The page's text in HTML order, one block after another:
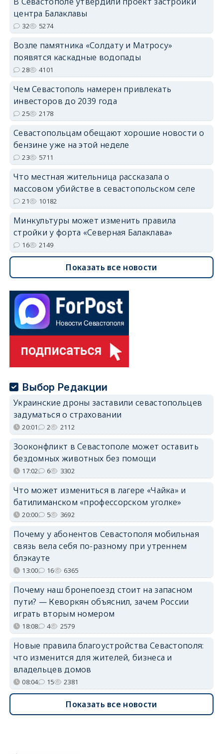
центра Балаклавы
32 5274
Возле памятника «Солдату и Матросу»
появятся каскадные водопады
28 4101
Чем Севастополь намерен привлекать
инвесторов до 2039 года
25 2178
Севастопольцам обещают хорошие новости о
бензине уже на этой неделе
23 5711
Что местная жительница рассказала о
массовом убийстве в севастопольском селе
21 10182
Минкультуры может изменить правила
стройки у форта «Северная Балаклава»
16 2149
Показать все новости
Выбор Редакции
Украинские дроны заставили севастопольцев
задуматься о страховании
20:01 2 2112
Зооконфликт в Севастополе может оставить
бездомных животных без помощи
17:02 6 3302
Что может измениться в лагере «Чайка» и
батилиманском «профессорском уголке»
20:00 5 3692
Почему у абонентов Севастополя мобильная
связь вела себя по-разному при утреннем
блэкауте
13:00 16 6365
Почему наш бронепоезд стоит на запасном
пути? — Кеворкян объяснил, зачем России
играть вторым номером
18:08 4 2579
Новые правила благоустройства Севастополя:
что изменится для жителей, бизнеса и
владельцев домов
08:04 15 2381
Показать все новости